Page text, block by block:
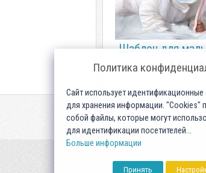
Шаблон для
и
Политика
Сайт использует
для хранения информации. "Cookies"
собой файлы, которые могут
для идентификации посетителей...
Больше информации
Принять